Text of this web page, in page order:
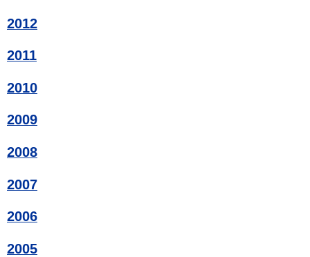
2012
2011
2010
2009
2008
2007
2006
2005